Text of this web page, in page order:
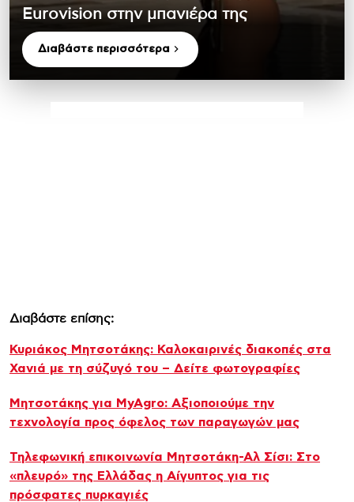
Eurovision στην μπανιέρα της
Διαβάστε περισσότερα
Διαβάστε επίσης:
Κυριάκος Μητσοτάκης: Καλοκαιρινές διακοπές στα
Χανιά με τη σύζυγό του – Δείτε φωτογραφίες
Μητσοτάκης για MyAgro: Αξιοποιούμε την
τεχνολογία προς όφελος των παραγωγών μας
Τηλεφωνική επικοινωνία Μητσοτάκη-Αλ Σίσι: Στο
«πλευρό» της Ελλάδας η Αίγυπτος για τις
πρόσφατες πυρκαγιές